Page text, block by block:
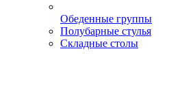
Обеденные группы
Полубарные стулья
Складные столы